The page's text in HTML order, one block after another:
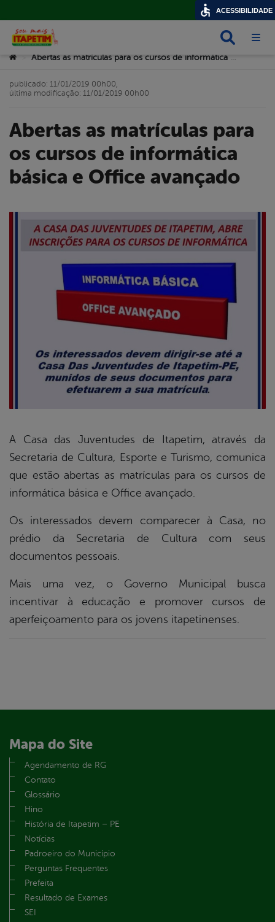
Você está aqui: Abertas as matrículas para os cursos de informática básica e Office avançado
Abertas as matrículas para
os cursos de informática
básica e Office avançado
publicado: 11/01/2019 00h00,
última modificação: 11/01/2019 00h00
A Casa das Juventudes de Itapetim, através da
Secretaria de Cultura, Esporte e Turismo, comunica
que estão abertas as matrículas para os cursos de
informática básica e Office avançado.
Os interessados devem comparecer à Casa, no
prédio da Secretaria de Cultura com seus
documentos pessoais.
Mais uma vez, o Governo Municipal busca
incentivar à educação e promover cursos de
aperfeiçoamento para os jovens itapetinenses.
Mapa do Site
Agendamento de RG
Contato
Glossário
Hino
História de Itapetim – PE
Notícias
Padroeiro do Município
Perguntas Frequentes
Prefeita
Resultado de Exames
SEI
ACESSIBILIDADE